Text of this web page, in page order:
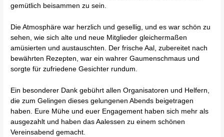
gemütlich beisammen zu sein.
Die Atmosphäre war herzlich und gesellig, und es war schön zu
sehen, wie sich alte und neue Mitglieder gleichermaßen
amüsierten und austauschten. Der frische Aal, zubereitet nach
bewährten Rezepten, war ein wahrer Gaumenschmaus und
sorgte für zufriedene Gesichter rundum.
Ein besonderer Dank gebührt allen Organisatoren und Helfern,
die zum Gelingen dieses gelungenen Abends beigetragen
haben. Eure Mühe und euer Engagement haben sich mehr als
ausgezahlt und haben das Aalessen zu einem schönen
Vereinsabend gemacht.